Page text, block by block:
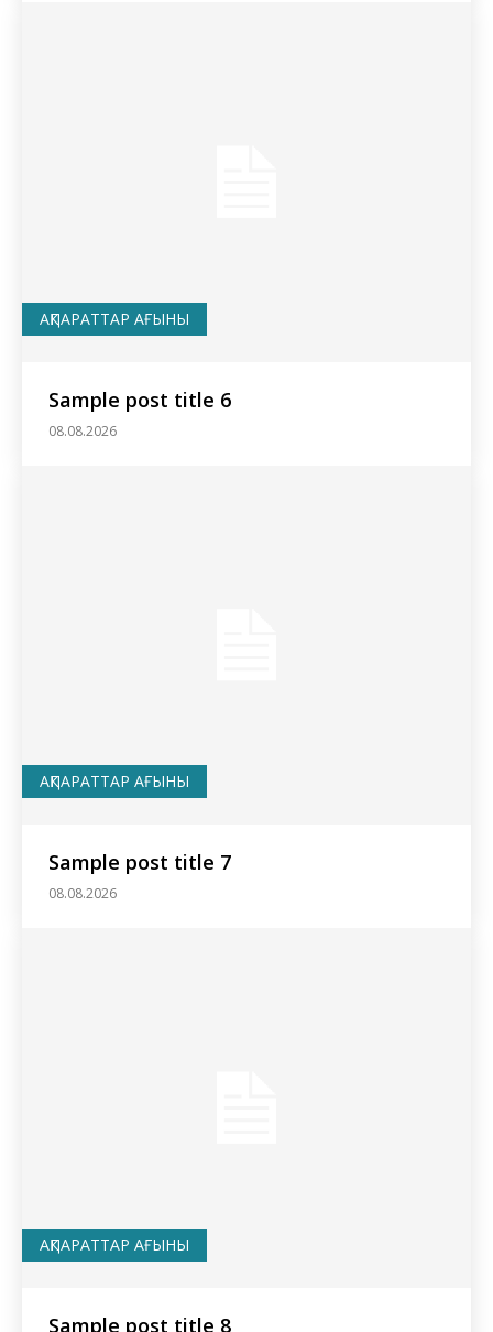
АҚПАРАТТАР АҒЫНЫ
Sample post title 6
08.08.2026
АҚПАРАТТАР АҒЫНЫ
Sample post title 7
08.08.2026
АҚПАРАТТАР АҒЫНЫ
Sample post title 8